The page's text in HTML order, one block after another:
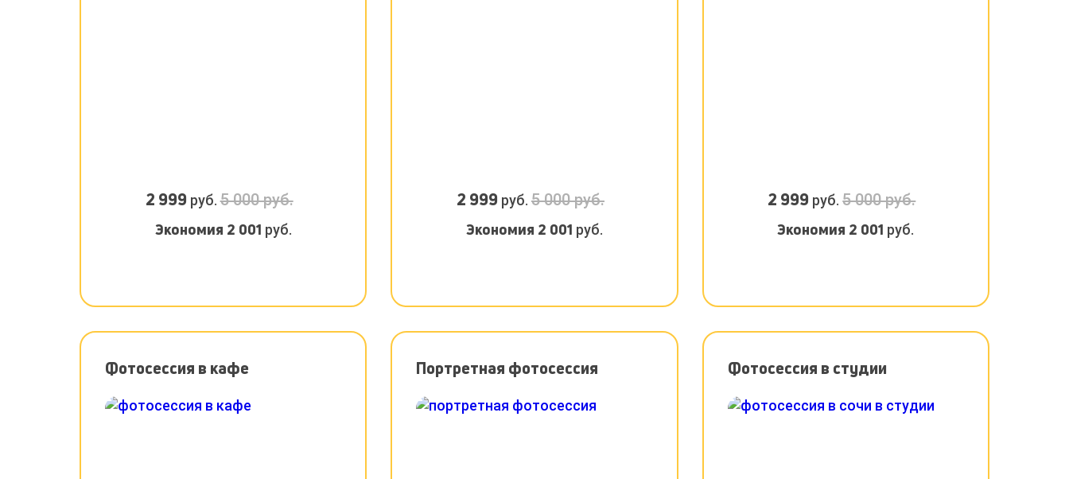
2 999 руб.5 000 руб.
Экономия 2 001 руб.
2 999 руб. 5 000 руб.
Экономия 2 001 руб.
2 999 руб.5 000 руб.
Экономия 2 001 руб.
Фотосессия в кафе Портретная фотосессия Фотосессия в студии